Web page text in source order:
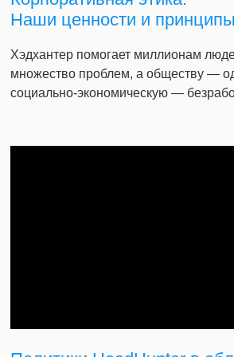
Наши ценности и принципы
Хэдхантер помогает миллионам
множество проблем, а обществу —
социально-экономическую —